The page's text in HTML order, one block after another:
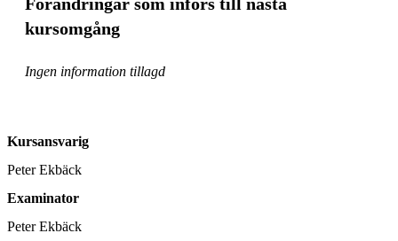
kursomgång
Ingen information tillagd
Kursansvarig
Peter Ekbäck
Examinator
Peter Ekbäck